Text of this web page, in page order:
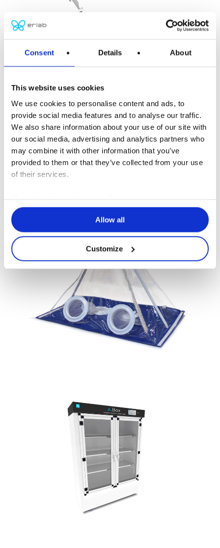
Consent Details About
This website uses cookies
We use cookies to personalise content and ads, to
provide social media features and to analyse our traffic.
We also share information about your use of our site with
our social media, advertising and analytics partners who
may combine it with other information that you’ve
provided to them or that they’ve collected from your use
of their services.
Allow all
Customize
Absoluter Schutz
Führen Sie Anwendungen in einer völlig
sicheren Umgebung durch
Transportierbare
Isolationsarbeitsräume